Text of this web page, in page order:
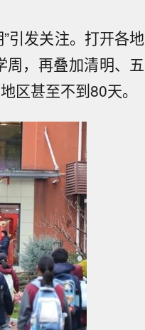
引发关注。打开各地
，再叠加清明、五
区甚至不到80天。